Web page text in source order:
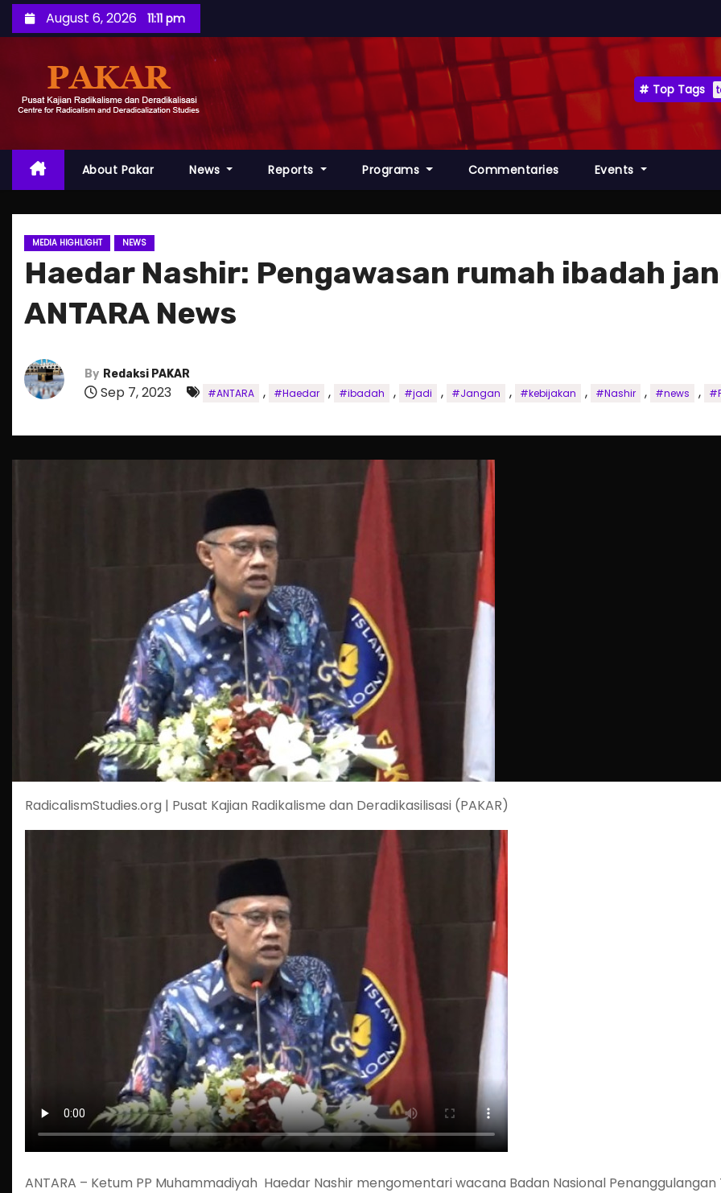
k
c
n
August 6, 2026 11:11 pm
Top Tags
About Pakar News Reports Programs Commentaries Events
MEDIA HIGHLIGHT NEWS
Haedar Nashir: Pengawasan rumah ibadah
ANTARA News
By Redaksi PAKAR
Sep 7, 2023 #ANTARA , #Haedar , #ibadah , #jadi , #Jangan , #kebijakan , #Nashir , #news ,
RadicalismStudies.org | Pusat Kajian Radikalisme dan Deradikasilisasi (PAKAR)
ANTARA – Ketum PP Muhammadiyah Haedar Nashir mengomentari wacana Badan Nasional